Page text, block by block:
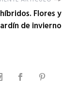
Flores y
de invierno